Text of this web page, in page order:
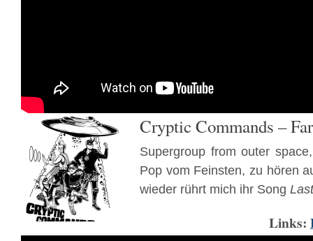
Cryptic Commands –
Supergroup from outer
Pop vom Feinsten, zu hören
wieder rührt mich ihr Song
Links: